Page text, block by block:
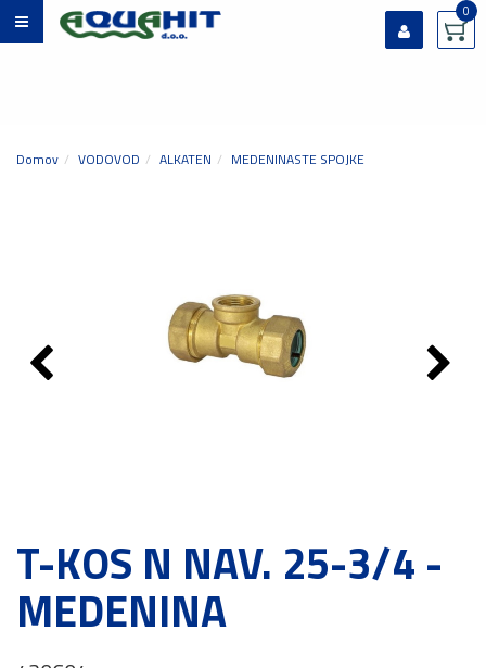
0
Domov VODOVOD ALKATEN MEDENINASTE SPOJKE
T-KOS N NAV. 25-3/4 -
MEDENINA